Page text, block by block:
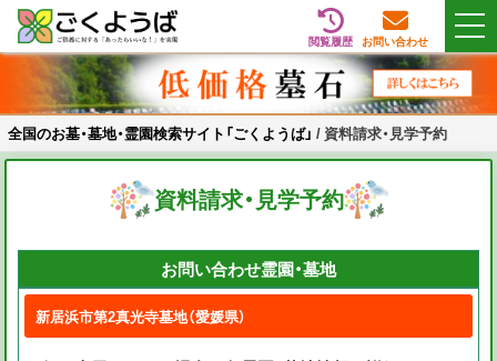
Skip
content
全国のお墓・墓地・霊園検索サイト「ごくようば」
ご供養をもっと身近に
閲覧履歴 お問い合わせ
全国のお墓・墓地・霊園検索サイト「ごくようば」 / 資料請求・見学予約
資料請求・見学予約
お問い合わせ霊園・墓地